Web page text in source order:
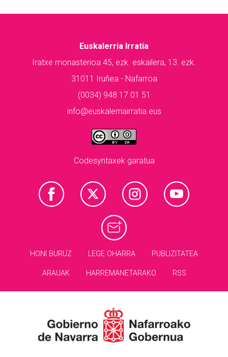
Euskalerria Irratia
Iratxe monasterioa 45, ezk. eskailera, 13. ezk.
31011 Iruñea - Nafarroa
(0034) 948 17 01 51
info@euskalerriairratia.eus
Codesyntaxek garatua
HONI BURUZ LEGE OHARRA PUBLIZITATEA
ARAUAK HARREMANETARAKO RSS